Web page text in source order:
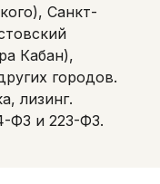
Санкт-
Кабан),
городов.
лизинг.
ФЗ и 223-ФЗ.